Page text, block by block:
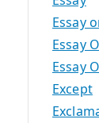
Essay
Essay
Essay
Except